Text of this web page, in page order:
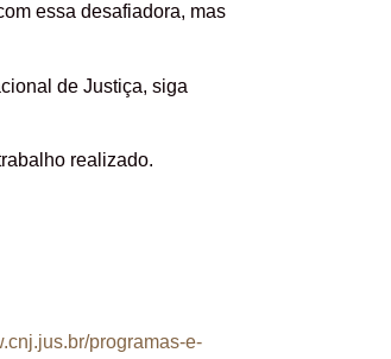
essa desafiadora, mas
de Justiça, siga
realizado.
programas-e-